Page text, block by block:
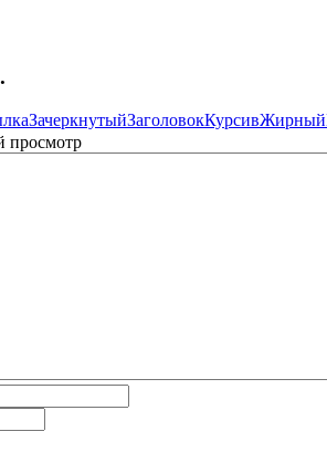
ЗачеркнутыйЗаголовокКурсивЖирный
просмотр